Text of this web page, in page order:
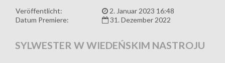
Veröffentlicht:
2. Januar 2023 16:48
Datum Premiere:
31. Dezember 2022
SYLWESTER W WIEDEŃSKIM NASTROJU